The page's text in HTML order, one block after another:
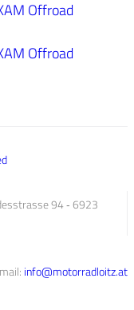
94 ‐ 6923
info@motorradloitz.at